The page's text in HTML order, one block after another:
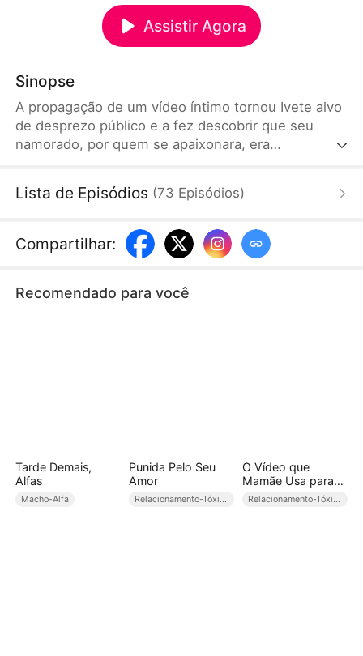
Assistir Agora
Sinopse
A propagação de um vídeo íntimo tornou Ivete alvo
de desprezo público e a fez descobrir que seu
namorado, por quem se apaixonara, era
Desesperada, Ivete aceita se casar com um
prova da crueldade da irmã. E Ivete descobre que
seu noivo a amava profundamente e, sob seus
Lista de Episódios (73 Episódios)
Compartilhar:
Recomendado para você
Tarde Demais,
Alfas
Macho-Alfa
Punida Pelo Seu
Amor
Relacionamento-Tóxico
O Vídeo que
Mamãe Usa para
Me Matar
Relacionamento-Tóxico